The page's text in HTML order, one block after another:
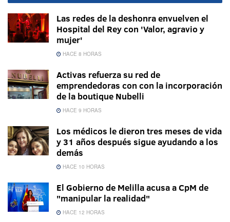
Las redes de la deshonra envuelven el
Hospital del Rey con 'Valor, agravio y
mujer'
HACE 8 HORAS
Activas refuerza su red de
emprendedoras con con la incorporación
de la boutique Nubelli
HACE 9 HORAS
Los médicos le dieron tres meses de vida
y 31 años después sigue ayudando a los
demás
HACE 10 HORAS
El Gobierno de Melilla acusa a CpM de
"manipular la realidad"
HACE 12 HORAS